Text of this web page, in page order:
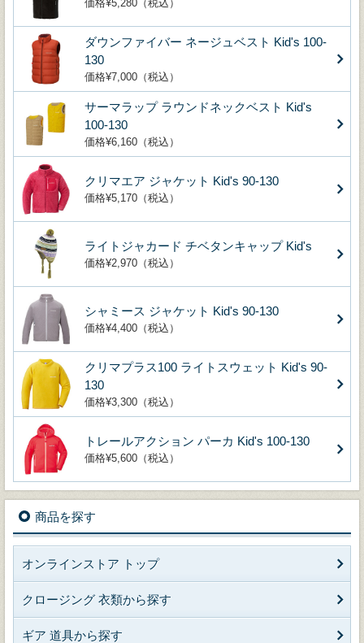
価格¥5,280（税込）
ダウンファイバー ネージュベスト Kid's 100-
130
価格¥7,000（税込）
サーマラップ ラウンドネックベスト Kid's
100-130
価格¥6,160（税込）
クリマエア ジャケット Kid's 90-130
価格¥5,170（税込）
ライトジャカード チベタンキャップ Kid's
価格¥2,970（税込）
シャミース ジャケット Kid's 90-130
価格¥4,400（税込）
クリマプラス100 ライトスウェット Kid's 90-
130
価格¥3,300（税込）
トレールアクション パーカ Kid's 100-130
価格¥5,600（税込）
商品を探す
オンラインストア トップ
クロージング 衣類から探す
ギア 道具から探す